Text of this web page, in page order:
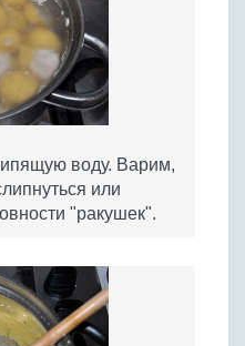
воду. Варим,
или
"ракушек".